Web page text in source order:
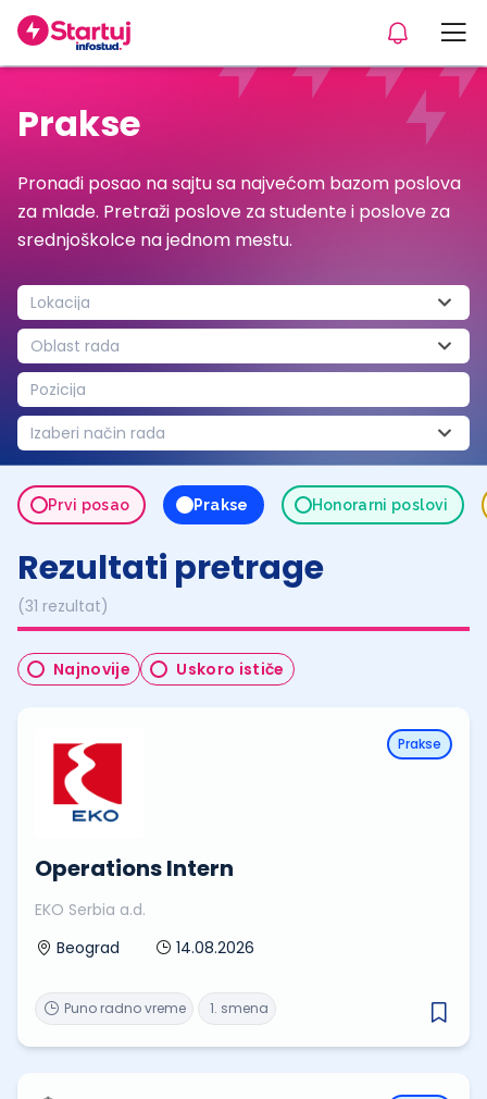
Prakse
Pronađi posao na sajtu sa najvećom bazom poslova
za mlade. Pretraži poslove za studente i poslove za
srednjoškolce na jednom mestu.
Lokacija
Oblast rada
Pozicija
Izaberi način rada
Prvi posao Prakse Honorarni poslovi
Rezultati pretrage
(31 rezultat)
Najnovije Uskoro ističe
Prakse
Operations Intern
EKO Serbia a.d.
Beograd
14.08.2026
1. smena
Puno radno vreme